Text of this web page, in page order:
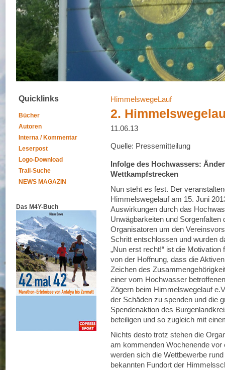
Quicklinks
Bücher
Autoren
Interna / Kommentar
Leserpost
Logo-Download
Trail-Suche
NEWS MAGAZIN
Das M4Y-Buch
HimmelswegeLauf
2.
11.06.13
Quelle: Pressemitteilung
Infolge des Hochwassers:
Wettkampfstrecken
Nun steht es fest. Der
Himmelswegelauf am 15. Juni
Auswirkungen durch das
Unwägbarkeiten und Sorgenfalten
Organisatoren um den
Schritt entschlossen und wurden
„Nun erst recht!“ ist die
von der Hoffnung, dass die
Zeichen des
einer vom Hochwasser
Zögern beim Himmelswegelauf
der Schäden zu spenden und die
Spendenaktion des
beteiligen und so zugleich mit
Nichts desto trotz stehen die
am kommenden Wochenende
werden sich die Wettbewerbe
bekannten Fundort der